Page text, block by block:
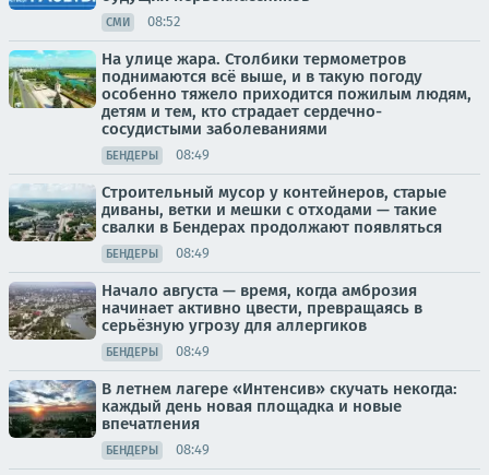
СМИ 08:52
На улице жара. Столбики термометров
поднимаются всё выше, и в такую погоду
особенно тяжело приходится пожилым людям,
детям и тем, кто страдает сердечно-
сосудистыми заболеваниями
БЕНДЕРЫ 08:49
Строительный мусор у контейнеров, старые
диваны, ветки и мешки с отходами — такие
свалки в Бендерах продолжают появляться
БЕНДЕРЫ 08:49
Начало августа — время, когда амброзия
начинает активно цвести, превращаясь в
серьёзную угрозу для аллергиков
БЕНДЕРЫ 08:49
В летнем лагере «Интенсив» скучать некогда:
каждый день новая площадка и новые
впечатления
БЕНДЕРЫ 08:49